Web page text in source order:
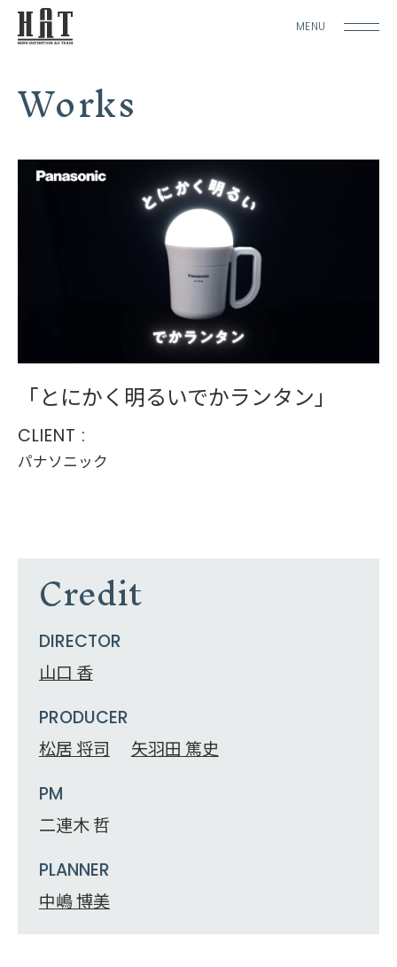
MENU
Works
「とにかく明るいでかランタン」
CLIENT :
パナソニック
Credit
DIRECTOR
山口 香
PRODUCER
松居 将司 矢羽田 篤史
PM
二連木 哲
PLANNER
中嶋 博美